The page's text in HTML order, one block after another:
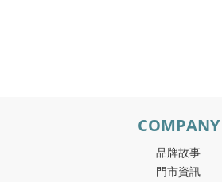
COMPANY
品牌故事
門市資訊